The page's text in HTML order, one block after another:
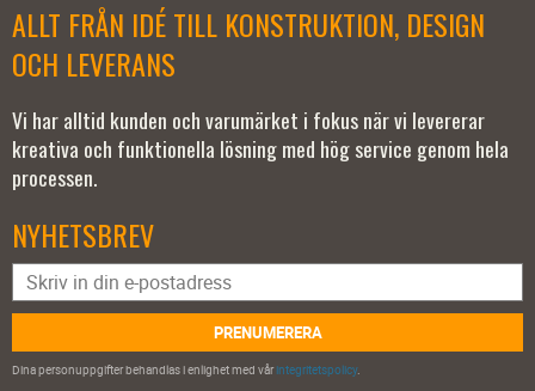
ALLT FRÅN IDÉ TILL KONSTRUKTION, DESIGN
OCH LEVERANS
Vi har alltid kunden och varumärket i fokus när vi levererar
kreativa och funktionella lösning med hög service genom hela
processen.
NYHETSBREV
PRENUMERERA
Dina personuppgifter behandlas i enlighet med vårintegritetspolicy.